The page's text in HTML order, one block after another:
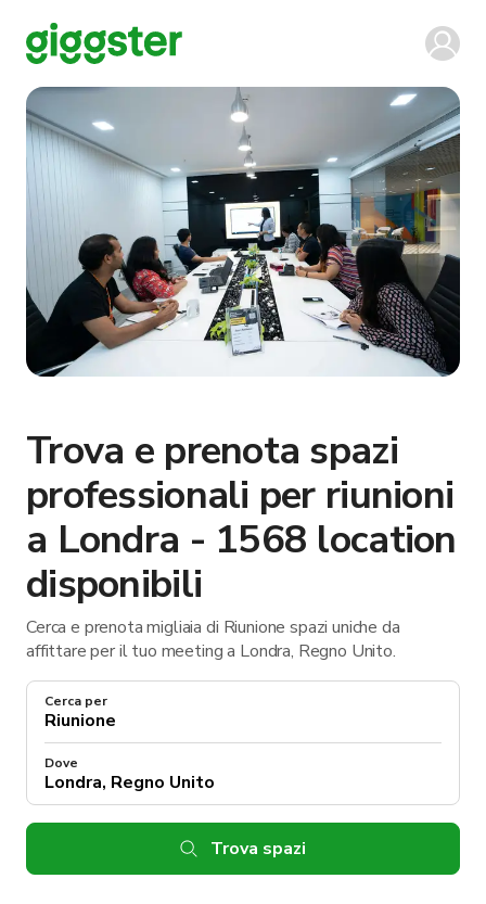
Trova e prenota spazi
professionali per riunioni
a Londra - 1568 location
disponibili
Cerca e prenota migliaia di Riunione spazi uniche da
affittare per il tuo meeting a Londra, Regno Unito.
Cerca per
Dove
Trova spazi